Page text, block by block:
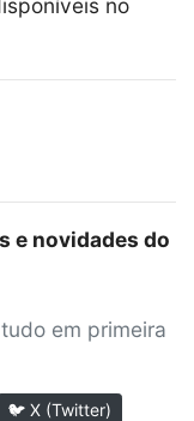
no
e novidades do
em primeira
🐦 X (Twitter)